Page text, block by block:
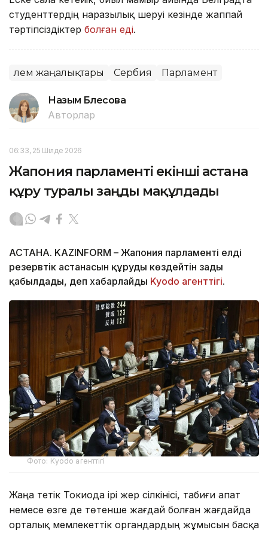
студенттердің наразылық шеруі кезінде жаппай
тәртіпсіздіктер болған еді.
Әлем жаңалықтары Сербия Парламент
Назым Бөлесова
Авторлар
06:33, 25 Шілде 2026
Жапония парламенті екінші астана
құру туралы заңды мақұлдады
АСТАНА. KAZINFORM – Жапония парламенті елдің
резервтік астанасын құруды көздейтін заңды
қабылдады, деп хабарлайды Kyodo агенттігі.
Фото: Kyodo агенттігі
Жаңа тетік Токиода ірі жер сілкінісі, табиғи апат
немесе өзге де төтенше жағдай болған жағдайда
орталық мемлекеттік органдардың жұмысын басқа